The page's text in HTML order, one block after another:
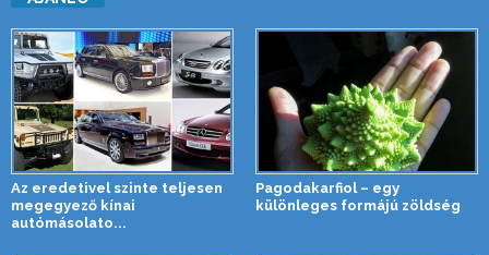
Az eredetivel szinte teljesen
megegyező kínai
autómásolato...
Pagodakarfiol – egy
különleges formájú zöldség